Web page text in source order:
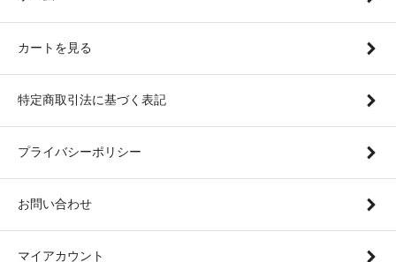
カートを見る
特定商取引法に基づく表記
プライバシーポリシー
お問い合わせ
マイアカウント